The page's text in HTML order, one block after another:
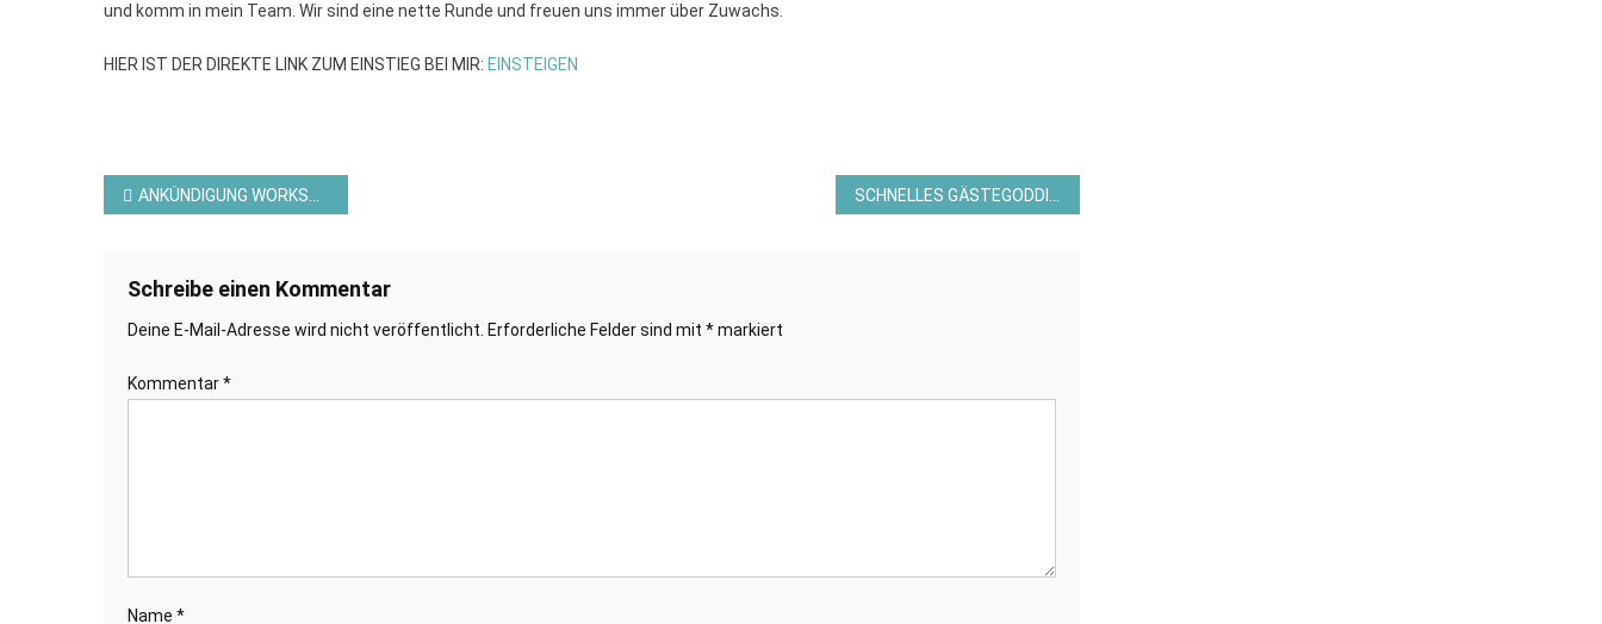
und komm in mein Team. Wir sind eine nette Runde und freuen uns immer über Zuwachs.
HIER IST DER DIREKTE LINK ZUM EINSTIEG BEI MIR: EINSTEIGEN
Beitragsnavigation
ANKÜNDIGUNG WORKSHOP2GO FÜR DEN OKTOBER 2022 – STAMPIN´UP!
Schreibe einen Kommentar
Deine E-Mail-Adresse wird nicht veröffentlicht. Erforderliche Felder sind mit *markiert
Kommentar*
Name *